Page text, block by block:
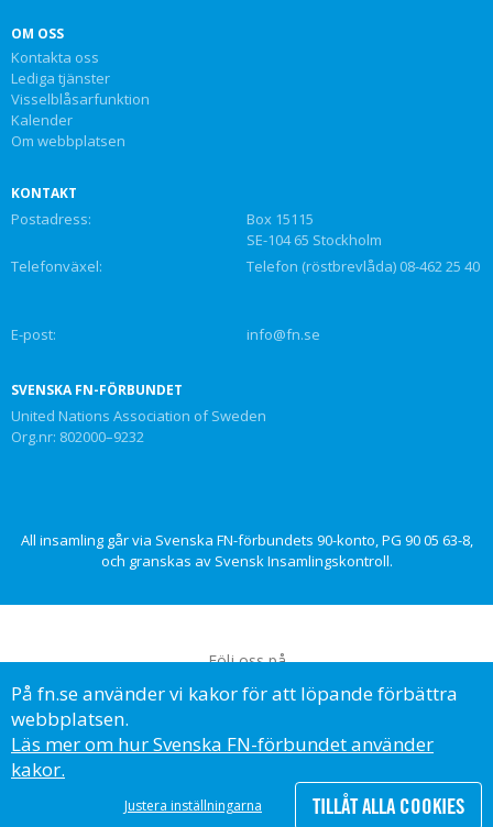
OM OSS
Kontakta oss
Lediga tjänster
Visselblåsarfunktion
Kalender
Om webbplatsen
KONTAKT
Postadress:
Box 15115
SE-104 65 Stockholm
Telefonväxel:
Telefon (röstbrevlåda) 08-462 25 40
E-post: info@fn.se
SVENSKA FN-FÖRBUNDET
United Nations Association of Sweden
Org.nr: 802000–9232
All insamling går via Svenska FN-förbundets 90-konto, PG 90 05 63-8,
och granskas av Svensk Insamlingskontroll.
Följ oss på
© Svenska FN-förbundet, 2023
På fn.se använder vi kakor för att löpande förbättra
webbplatsen.
Läs mer om hur Svenska FN-förbundet använder
kakor.
Justera inställningarna TILLÅT ALLA COOKIES